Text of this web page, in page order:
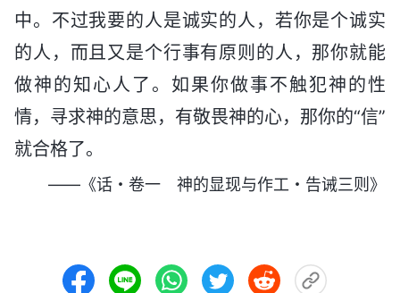
中。不过我要的人是诚实的人，若你是个诚实
的人，而且又是个行事有原则的人，那你就能
做神的知心人了。如果你做事不触犯神的性
情，寻求神的意思，有敬畏神的心，那你的“信”
就合格了。
——《话・卷一 神的显现与作工・告诫三则》